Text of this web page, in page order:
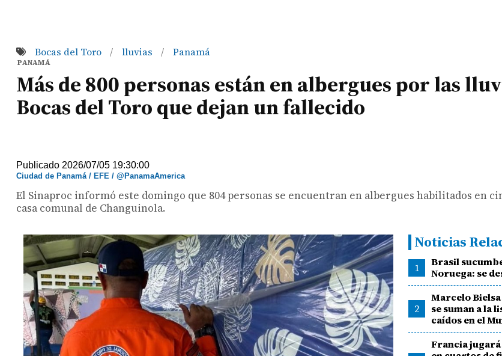
Bocas del Toro / lluvias / Panamá
PANAMÁ
Más de 800 personas están en albergues por las
Bocas del Toro que dejan un fallecido
Publicado 2026/07/05 19:30:00
Ciudad de Panamá / EFE / @PanamaAmerica
El Sinaproc informó este domingo que 804 personas se encuentran en albergues habilitados en
casa comunal de Changuinola.
Noticias
1
Brasil
Noruega: se
2
Marcelo
se suman a la
caídos en el
Francia